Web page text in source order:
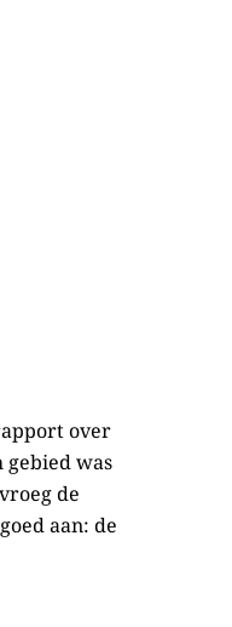
over
was
de
aan: de